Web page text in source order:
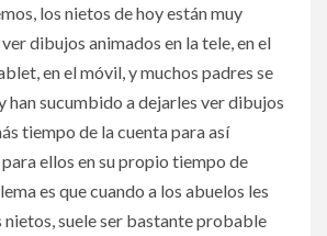
los nietos de hoy están muy
dibujos animados en la tele, en el
en el móvil, y muchos padres se
han sucumbido a dejarles ver dibujos
tiempo de la cuenta para así
ellos en su propio tiempo de
es que cuando a los abuelos les
nietos, suele ser bastante probable